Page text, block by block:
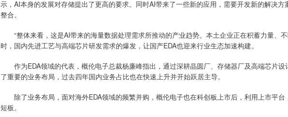
示，AI本身的发展对存储提出了更高的要求。同时AI带来了一些新的应用，需要开发新的解决
整合。
“整体来看，这是AI带来的海量数据处理需求所推动的产业趋势。本土企业正在积蓄力量、
时，国内先进工艺与高端芯片研发需求的爆发，让国产EDA也迎来行业生态加速构建。
作为EDA领域的代表，概伦电子总裁杨廉峰指出，通过深耕晶圆厂、存储器厂及高端芯片设
了重要的业务布局，过去四年国内业务占比也在快速上升并开始跃居主导。
除了业务布局，面对海外EDA领域的频繁并购，概伦电子也在科创板上市后，利用上市平台
短板。